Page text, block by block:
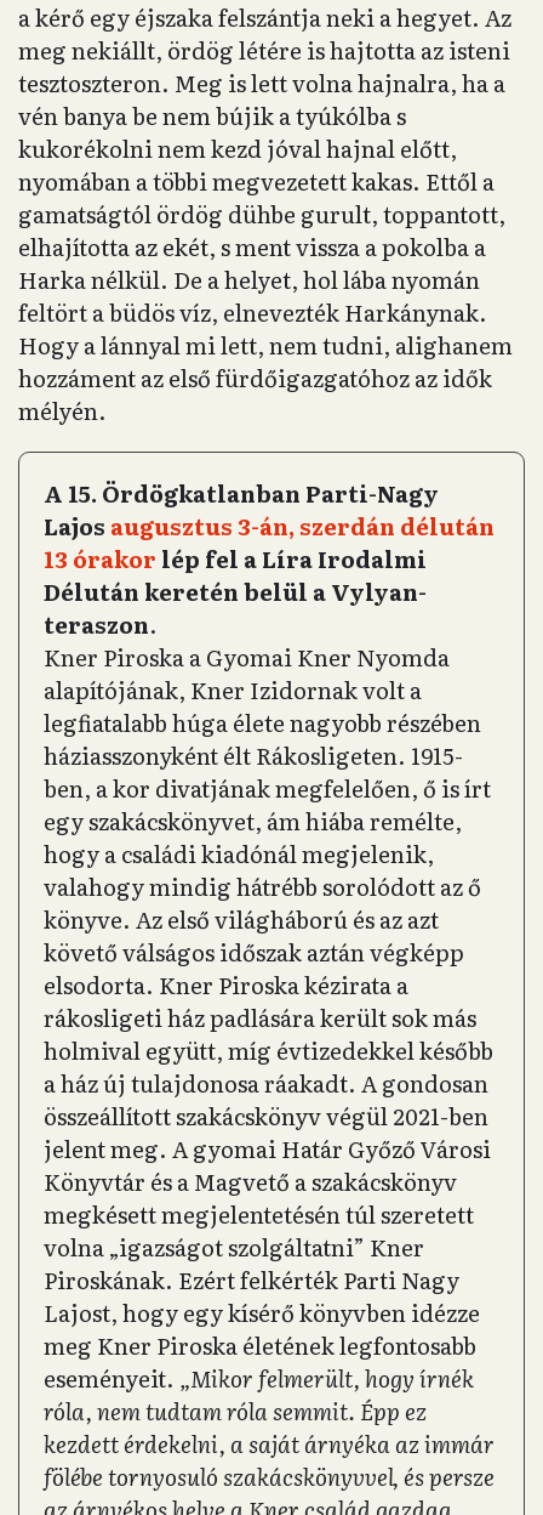
a kérő egy éjszaka felszántja neki a hegyet. Az
meg nekiállt, ördög létére is hajtotta az isteni
tesztoszteron. Meg is lett volna hajnalra, ha a
vén banya be nem bújik a tyúkólba s
kukorékolni nem kezd jóval hajnal előtt,
nyomában a többi megvezetett kakas. Ettől a
gamatságtól ördög dühbe gurult, toppantott,
elhajította az ekét, s ment vissza a pokolba a
Harka nélkül. De a helyet, hol lába nyomán
feltört a büdös víz, elnevezték Harkánynak.
Hogy a lánnyal mi lett, nem tudni, alighanem
hozzáment az első fürdőigazgatóhoz az idők
mélyén.
A 15. Ördögkatlanban Parti-Nagy
Lajos augusztus 3-án, szerdán délután
13 órakor lép fel a Líra Irodalmi
Délután keretén belül a Vylyan-
teraszon.
Kner Piroska a Gyomai Kner Nyomda
alapítójának, Kner Izidornak volt a
legfiatalabb húga élete nagyobb részében
háziasszonyként élt Rákosligeten. 1915-
ben, a kor divatjának megfelelően, ő is írt
egy szakácskönyvet, ám hiába remélte,
hogy a családi kiadónál megjelenik,
valahogy mindig hátrébb sorolódott az ő
könyve. Az első világháború és az azt
követő válságos időszak aztán végképp
elsodorta. Kner Piroska kézirata a
rákosligeti ház padlására került sok más
holmival együtt, míg évtizedekkel később
a ház új tulajdonosa ráakadt. A gondosan
összeállított szakácskönyv végül 2021-ben
jelent meg. A gyomai Határ Győző Városi
Könyvtár és a Magvető a szakácskönyv
megkésett megjelentetésén túl szeretett
volna „igazságot szolgáltatni” Kner
Piroskának. Ezért felkérték Parti Nagy
Lajost, hogy egy kísérő könyvben idézze
meg Kner Piroska életének legfontosabb
eseményeit. „Mikor felmerült, hogy írnék
róla, nem tudtam róla semmit. Épp ez
kezdett érdekelni, a saját árnyéka az immár
fölébe tornyosuló szakácskönyvvel, és persze